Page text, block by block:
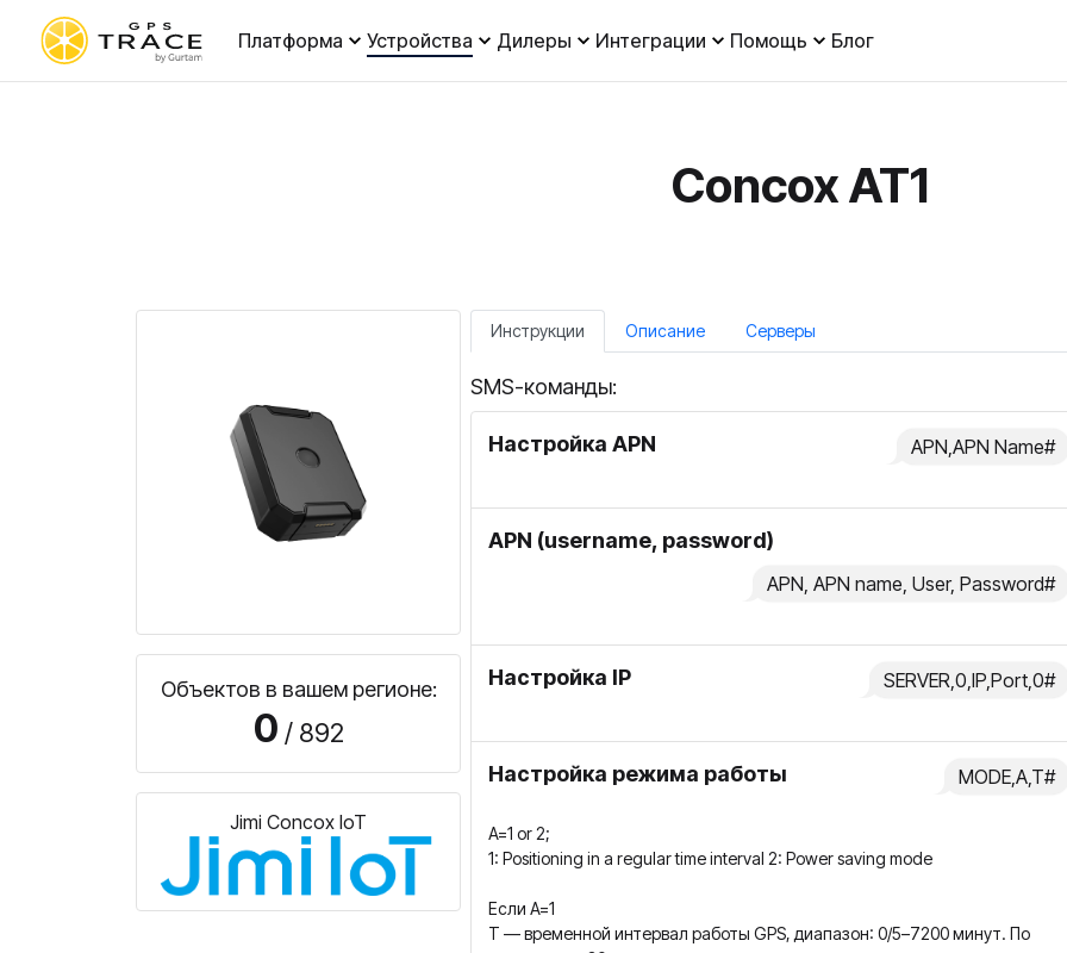
Платформа Устройства Дилеры Интеграции Помощь Блог
Concox AT1
Объектов в вашем регионе:
0 / 892
Jimi Concox IoT
Инструкции Описание Серверы
SMS-команды:
Настройка APN APN,APN Name#
APN (username, password)
APN, APN name, User, Password#
Настройкa IP SERVER,0,IP,Port,0#
Настройка режима работы MODE,A,T#
A=1 or 2;
1: Positioning in a regular time interval 2: Power saving mode
Если A=1
T — временной интервал работы GPS, диапазон: 0/5–7200 минут. По